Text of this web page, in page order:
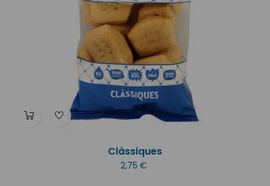
Clàssiques
2,75 €